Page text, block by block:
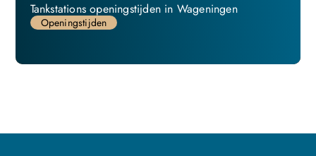
Tankstations openingstijden in Wageningen
Openingstijden